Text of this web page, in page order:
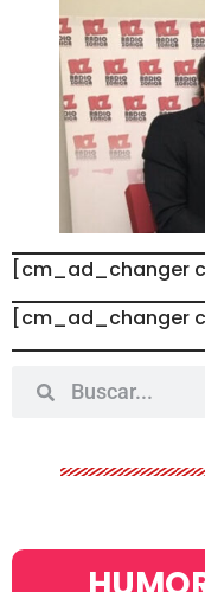
[cm_ad_changer
[cm_ad_changer